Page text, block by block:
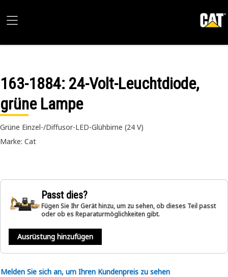
163-1884: 24-Volt-Leuchtdiode,
grüne Lampe
Grüne Einzel-/Diffusor-LED-Glühbirne (24 V)
Marke: Cat
Passt dies?
Fügen Sie Ihr Gerät hinzu, um zu sehen, ob dieses Teil passt
oder ob es Reparaturmöglichkeiten gibt.
Ausrüstung hinzufügen
Melden Sie sich an, um Ihren Kundenpreis zu sehen